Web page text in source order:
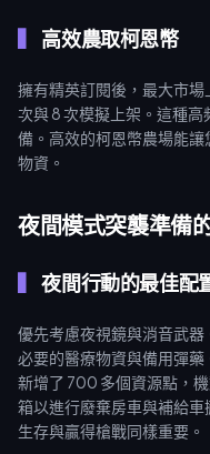
高效農取柯恩幣
擁有精英訂閱後，最大市
次與 8 次模擬上架。這種
備。高效的柯恩幣農場能
物資。
夜間模式突襲準備
夜間行動的最佳配
優先考慮夜視鏡與消音武
必要的醫療物資與備用彈藥
新增了 700 多個資源點，
箱以進行廢棄房車與補給
生存與贏得槍戰同樣重要。